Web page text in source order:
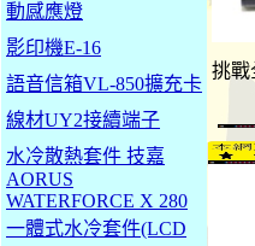
動感應燈
影印機E-16
語音信箱VL-850擴充卡
線材UY2接續端子
水冷散熱套件 技嘉
AORUS
WATERFORCE X 280
一體式水冷套件(LCD
挑戰